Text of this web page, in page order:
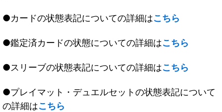
●カードの状態表記についての詳細はこちら
●鑑定済カードの状態についての詳細はこちら
●スリーブの状態表記についての詳細はこちら
●プレイマット・デュエルセットの状態表記について
の詳細はこちら